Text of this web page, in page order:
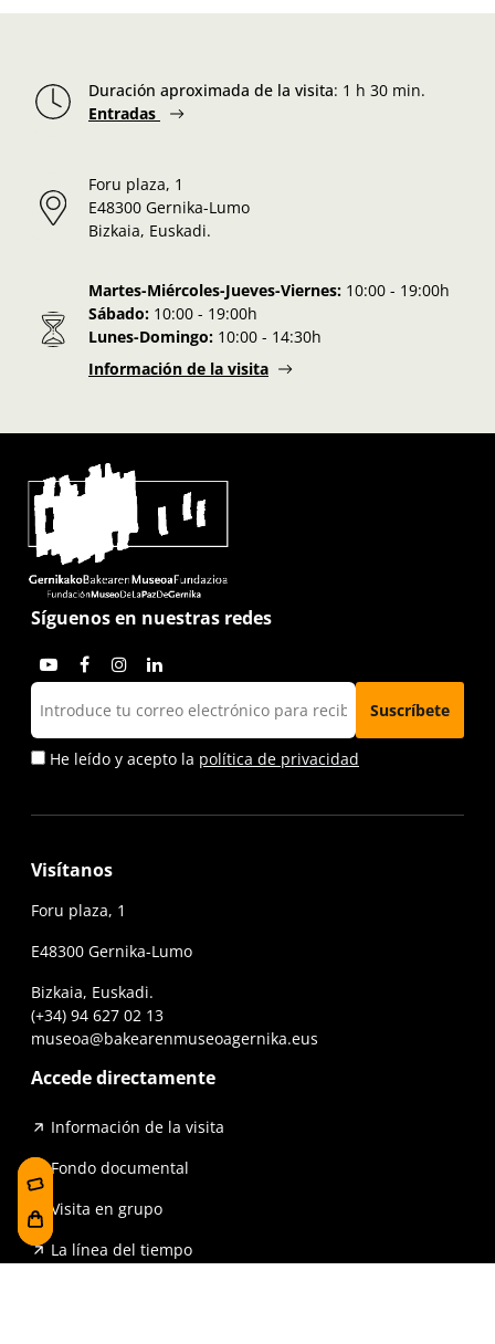
Duración aproximada de la visita: 1 h 30 min.
Entradas
Foru plaza, 1
E48300 Gernika-Lumo
Bizkaia, Euskadi.
Martes-Miércoles-Jueves-Viernes: 10:00 - 19:00h
Sábado: 10:00 - 19:00h
Lunes-Domingo: 10:00 - 14:30h
Información de la visita
Síguenos en nuestras redes
He leído y acepto la política de privacidad
Visítanos
Foru plaza, 1
E48300 Gernika-Lumo
Bizkaia, Euskadi.
(+34) 94 627 02 13
museoa@bakearenmuseoagernika.eus
Accede directamente
Información de la visita
Fondo documental
Visita en grupo
La línea del tiempo